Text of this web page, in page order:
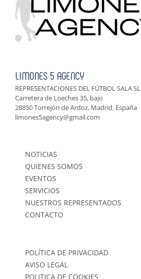
LIMONES 5 AGENCY
REPRESENTACIONES DEL FÚTBOL SALA SL
Carretera de Loeches 35, bajo
28850 Torrejón de Ardoz, Madrid. España
limones5agency@gmail.com
NOTICIAS
QUIENES SOMOS
EVENTOS
SERVICIOS
NUESTROS REPRESENTADOS
CONTACTO
POLÍTICA DE PRIVACIDAD
AVISO LEGAL
POLITICA DE COOKIES